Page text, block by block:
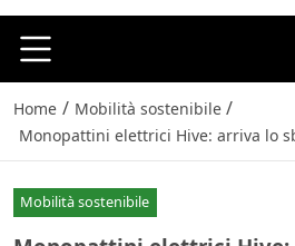
Home / Mobilità sostenibile /
Monopattini elettrici Hive: arriva lo
Mobilità sostenibile